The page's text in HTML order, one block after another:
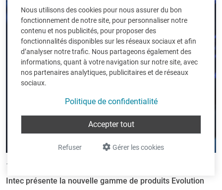
Nous utilisons des cookies pour nous assurer du bon
fonctionnement de notre site, pour personnaliser notre
contenu et nos publicités, pour proposer des
fonctionnalités disponibles sur les réseaux sociaux et afin
d’analyser notre trafic. Nous partageons également des
informations, quant à votre navigation sur notre site, avec
nos partenaires analytiques, publicitaires et de réseaux
sociaux.
Politique de confidentialité
Gérer les cookies
Refuser
Accepter tout
clients selon une procédure standardisée.
11/01/2024 •
Intec présente la nouvelle gamme de produits Evolution